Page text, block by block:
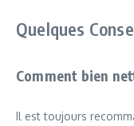
Quelques
Comment bien
Il est toujours